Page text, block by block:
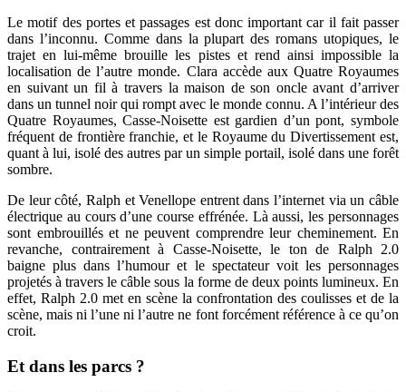
Le motif des portes et passages est donc important car il fait passer
dans l’inconnu. Comme dans la plupart des romans utopiques, le
trajet en lui-même brouille les pistes et rend ainsi impossible la
localisation de l’autre monde. Clara accède aux Quatre Royaumes
en suivant un fil à travers la maison de son oncle avant d’arriver
dans un tunnel noir qui rompt avec le monde connu. A l’intérieur des
Quatre Royaumes, Casse-Noisette est gardien d’un pont, symbole
fréquent de frontière franchie, et le Royaume du Divertissement est,
quant à lui, isolé des autres par un simple portail, isolé dans une forêt
sombre.
De leur côté, Ralph et Venellope entrent dans l’internet via un câble
électrique au cours d’une course effrénée. Là aussi, les personnages
sont embrouillés et ne peuvent comprendre leur cheminement. En
revanche, contrairement à Casse-Noisette, le ton de Ralph 2.0
baigne plus dans l’humour et le spectateur voit les personnages
projetés à travers le câble sous la forme de deux points lumineux. En
effet, Ralph 2.0 met en scène la confrontation des coulisses et de la
scène, mais ni l’une ni l’autre ne font forcément référence à ce qu’on
croit.
Et dans les parcs ?